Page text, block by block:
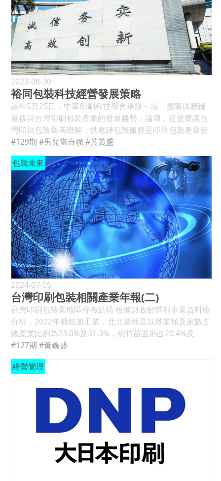
2023-08-30
裕同包裝科技經營發展策略
該年5月25日，中華印刷科技學會舉辦一場「國際供應鏈遷移與台灣印刷包裝產業的發展趨勢」論壇，這是要讓台灣印刷包裝業者瞭解，供應鏈包裝服務是印刷包裝產業發展重要的關鍵。我們以中國印刷包裝品外銷額為例可發現，其由2019年的152億美元增至2022年的221億美元(+45.5%)，增加最快速的是信封(+54%)、紙盒(+51%)、標籤(+77%)、其他紙及包裝品(+94%)、紙管(+58%)等品項，這都是供應鏈包裝產業服務的產品。而以2022年的資料顯示，這些品項外銷總額大約為152億美元，佔印刷包裝總外銷額221億美元的68.7%左右。 供應鏈遷移驅動印包業未來 再分析印刷包裝外銷額前30名的國家，增長超過50%者，包含美國(+52.7%)、越南(+112.1%)、新加坡(+74.6%)、馬來西亞(+129.3%)、日本(+106.1)、法國(+178.6%)、菲律賓(+96%)、印尼(+91.6%)、聯大公國(+77.5%)、印度(+112.6%)、義大利(+65%)、墨西哥(+51.4%)、俄羅斯(+80.3%)、西班牙(+241%)、台灣(+50.6%)等等，這些國家大部分都是過去5年來，國際供應鏈由中國外移的主要國家之一。 2018年起中美貿易的衝突，引發了貿易保護政策及關稅保護，COVID-19新冠疫情蔓延驅動斷鏈危機、美國技術出口管制讓供應鏈在地化成為趨勢，而俄烏戰爭更引發地緣衝突的風險，這些都加速國際供應鏈遷移的主要因素，目的地主要移至東南亞、墨西哥、南亞等，甚至回歸歐美、日本、韓國及台灣等國，這也引發國際供應鏈包裝服務業者的新機會。藉此也解釋過去四年的全球動盪時代，為何中國印刷包裝外銷還能呈現高幅增長的原因，而我們舉辦供應鏈包裝服務論壇，就是希望台灣業者能瞭解這趨勢，能關注及掌握這些供應鏈遷移的機會，以驅動印刷包裝產業未來的發展。 在1998～2002年期間，當掌握全球75%筆記型電腦生產的台灣業者，把約8,000萬至1億台的筆電產能全移至中國，加上其他資通產品及輕工產品都外移中國，台灣的包裝印刷在2002年後就開始衰退。以台灣造紙公會統計，2000年紙及紙板消費量約有510萬噸，2001年就衰退至451萬噸，到2022年的紙及紙板消費量僅約412萬噸，減幅約20%，這是受到供應鏈產業包裝需求不見得影響所至。單以一台筆電的包裝成本約8美元，一億台的筆電包裝品就是8億美元，這佔約台灣印刷包裝產值的25%，也顯示供應鏈包裝服務在印刷包裝產業的重要性。(見圖1) 1995年後的中國成為世界工廠，也成就了全球供應鏈服務最大的印刷業包裝業者，而發展初期的主要業務也來自外移至中國的台灣資通業者，現為中國第二大的印刷包裝企業，它就是深圳市「裕同包裝科技」公司。 ●圖1：1998～2022年台灣造紙業生產及消費量(資料來源╱台灣造紙公會) 認識深圳裕同包裝科技公司 一、裕同包裝科技公司簡介 根據裕同包裝科技公司網站之介紹，其成立於2002年，總部位於深圳市，2016年在深圳證券交易所上市，是一家領先的高端品牌包裝解決方案提供商，服務於眾多財富500強的客戶和高端品牌。專業為消費電子、化妝品、食品、健康、菸草…等行業，提供有競爭力的包裝產品、解決方案和服務，並致力於持續為客戶提升品牌價值。 裕同包裝科技公司所提供的產品和解決方案，包括彩盒、禮盒、說明書、不幹膠、紙盒、紙塑及智慧包裝、環保包裝、功能性包裝，同時也提供創意設計、創新研發、整合製造、自動化規模化生產、多區域營運及就近快捷配送等專業服務。裕同設計的作品多次榮獲德國紅點獎、iF設計獎、美國Mobius Awards廣告獎等獎項。(見圖2) 截至2021年止，裕同包裝科技擁有80家子公司、7家分公司，在華東、華南、華北、華中、西南、越南、印度、印尼、泰國等地設有生產基地，並在美國、澳大利亞、香港等地設立了服務中心，為全球客戶提供就近服務。認證體系包含ISTA、CNAS (ISO 17025)實驗室認證、QC 080000有害物質過程管理控制體系、色彩管理G7、ISO 14000環境管理體系、OHSAS 18001職業健康安全管理體系、ISO 22000食品安全管理體系等認證。 裕同包裝科技的使命為專注印刷包裝市場、為客戶創造永恆價值、提供尖端產品和服務，經營理念為誠信、務實、高效、創新，核心價值為客戶導向、重視員工奉獻、創新創造、合作共贏。截至2022年底，全球員工約有21,831人，其中生產部門約16,614人、銷售部門約863人、財務部門約227人、行政部門約1,662人、研發及技術部門約2,465人，其中屬於總公司則約有4,089人。 ●圖2：裕同包裝科技公司印製的包裝相關產品(資料來源╱公司網站及公開資訊) 二、裕同包裝財務及經營資訊 以裕同包裝科技公司2022年之年報資料顯示，全年營業收入達163.6億人民幣，較2021年的149.4億元增加9.49%，也比較2011年的117.9億元增加38.8%；2022年稅前淨利約18.1億人民幣，淨利率約11.0%，較2021年淨利約12.2億增約48.4%，較2021年的11.47億元增57.3%。2016年裕同包裝在深圳上市，若比較過去10年的經營成果，營收增約5.3倍，毛利增約3.9倍，淨利增約3.9倍，而毛利率由2013年的30.1%降至2022年的23.3%，淨利率由14.1%降至11%。比起2021年中國印刷百強的淨利率7.96%，經營績效是高很多的，而比起台灣印刷包裝產業，這數字更是令人驚豔。(見表3) 就原料成本佔銷售額比率分析，裕同包裝科技在2019年前都低於40%，但2021年增至48%，2022年約在46%，這顯示售價被砍或原料上漲因素，當然這會明顯地影響到毛利率的降低。而2022年的用人費率(包含直接人工、管銷研等用人費)約17%，這與過去的18～19%下降約2%，這應該是整體用人效率的提升，或經濟規模產生的效益所致，但裕同包裝科技一直在推動智慧及自動化工廠，這是否由這產生的效益，也是值得關注的。 再分析裕同包裝科技公司過去10年資產負債表及風險評估，隨著業務擴大，應收款、庫存、庫定資產投資等都隨著業務擴增而比例增加，長短期負債與淨值的結構的變化也算正常，就公司的應收款、庫存及總資產產周轉效率分析變化不大；但公司在2016年上市後，確實強化了公司的財務資金流通性，也擴大資產及業務的規模，這使流動比率由2016年前的130%提高至150%左右，公司淨值率也增至50%以上，但總資產周轉率卻比上市前降低約20%。而2022年應收帳款週轉率僅2.69次，也就是約135天才收到貨款，這對公司資金壓力是有的。(見表4) 三、裕同業務結構與毛利率 由裕同包裝科技公司年報資料顯示的業務結構，2022年的精品營業額約118億人民幣，佔總營業額約72.2%，是2013年的6.7倍，年均增長約23.5%；包裝配套品營業額約28.4億人民幣，佔總營業額約17.3%，是2019年的1.9倍，年均增長約25%；環保紙塑營業額約11.2億人民幣，佔總營業額6.8%，是2019年的3.63倍，年均成長約54%；其他類產品約2.38億，佔約1.45%。營收中屬於紙製品約有158.4億人民幣(佔96.8%)，非紙製品約5.18億人民幣(佔3.2%)。(見表5) 2019年後，裕同包裝科技年報改變產品結構的歸類及稱呼，以2019年報顯示，說明書的營業額約7.16億人民幣，佔當年營業額約7.27%，是2013年的2.29倍，年均增長率約15%；紙箱業務約9.4億人民幣，佔當年營業額約9.55%，是2013年的2.54倍，年均增長約17%；2019年不乾膠業務約2.1億人民幣，佔當年營業額的2.13%，是2013年的2.58倍，年均增長約17%。 裕同包裝科技於2019年改變於業績統計及歸屬，所以2022年之年報顯示，其國內營收佔約80.26%，出口佔約19.74%，但若以2017年年報顯示，國內銷售僅佔約33.4%，直接及間接出口額佔66.6%。而以2015年年報顯示，國內銷售佔33.91%，間接外銷佔24.02%，直接出口佔42.07%，以這些統計變化，2022年的國內業務佔比應還在50%以下，另外50%以上還是以國際供應鏈相關業務，這包括間接及直接出口、海外工廠營收都包含在內。 再來分析各產品的毛利率變化，裕同包裝2022年的平均毛利率約為23.75%，比較2019年前的30%以上的毛利率是降低很多的，這也是承接國際供應鏈業務的殘酷事實，以Apple公司為例，每年公佈新的供應廠商，也淘汰部分舊的供應商，同時要求年年降價。分析細部產品的毛利率，2022年精品盒約為23.99%，2019年則約30.5～35.9%之間，2022年包裝配套毛利率約21.58%，2019年則約28.3%，環保紙塑在2022年毛利約為23.08%，2019年則約為33.8%；而分析2019年的說明書毛利率約為39.42%，紙箱約為19.38%，不乾膠約28.11%，在那時價格都還是較高的毛利，2022年由於統計沒歸類，所以無法比降其降低的幅度。(見表6) 我們再由年報中資料，可以看到2022年的中國國內銷售毛利率約為22.8%，國外銷售業務約27.53%，看來外銷業務毛利率還是高於國內的。但2019年後把間接外銷都計入國內銷售，經比較過去資料，過去國內業務毛利是遠低國際供應鏈業務約15%，而2019年後，兩者的毛利率應該還有約7～10%的差距。 以2020年裕同包裝科技公司前5家客戶營業額共約62.9億人民幣，佔總營業額約38.42%，而以2013年的前5家營業額卻佔當年銷售額的66.5%，可見其業務集中度是很高的，這也是經營的風險之一，如果其中一家丟失了，經營上就馬上會遇到困難。但分析2015年的前5名資料，第1名是鴻海富士康、第2名是和碩、第3名是華為、第4名是聯想、第5名是廣達，5家公司中有3家是台商，其佔當年營業額比率約50.1%。大家可以知道裕同包裝科技公司發展與台灣廠商之間的關聯緊密度，而台商中，昌碩科技、永豐餘紙業、鴻富錦公司都曾經是股東之一。(見表7) 裕同包裝科技經營發展策略 綜合網路媒體及裕同包裝科技公司對外資訊，其主要發展歷程大致分為以下幾個階段： 一、奠基階段(2002～2008年) 其前身是1996年成立的裕同包裝場，它抓住消費性電子遷移至中國代工的機會，2000年成為Sony公司新款遊戲機包裝供應商，2001年通過ISO 9001:2000認證，並成為富士康(Foxconn)合格供應商。就長期經營發展需要，2002年正式成立裕同包裝科技公司，以「製造＋服務」商業模式專業經營消費類電子包裝業務，同時通過ISO 14000環保體系認證，營業額突破2,500萬美元，員工約2,000人。2003年推動ERP資訊管理系統，導入CTP直接製版設備，並成為任天堂、微軟(Microsoft)、三星電子(Samsung)、華碩(Asus)等企業合格包裝供應商。 2004年裕同包裝成為和碩及華為的合格供應商，並在蘇州設廠；2005年成為英特爾(Intel)、兄弟(Brother)合格供應商；2006年榮獲三星(Samsung)公司頒發最佳供應商獎項，並設立特種印刷包裝事業部，開發高檔菸酒包裝業務，其營業額達7.38億人民幣，獲利約7,237萬人民幣；2007年取得Asus及Sony綠色夥伴(GP)認證，營業額增至12.3億人民幣，淨利約1.2億人民幣，員工增至5,000人，且在煙台設廠；2008年通過HACCP食品安全體系及FSC-COC森林管理體系認證，在珠海設廠，內部組織改革，並成立日系客戶、IT大客戶、奢侈品等包裝印刷事業部，同年也成為廣達電腦的合格供應商，這期間，任天堂的Wii引領體感遊戲的風潮，在2006年成為裕同第一大客戶(營收佔50%以上)。 在這段期間，裕同包裝科技資本額由2002年的100萬人民幣，經過5次增資，到2006年9月已達到8,000萬人民幣，期間股東吳蘭蘭佔約90%，劉波則佔約10%，到第5次再增加王華均佔12.5%，吳、劉兩人減至78.75%及8.75%。2007年12月，裕同包裝科技將5.375%股權開始對外釋股，其價格以4.5倍至10.63倍面值溢價給14位新股東，2008年4月以10倍面值轉讓4.95%股權給昌碩科技，其條件是裕同包裝科技承諾2008年稅後淨利不低於1.2億元，資產淨值不低於4.1億元，但2009年裕同包裝科技公司股東吳蘭蘭退回3,104.64萬人民幣(含332.64萬元違約金)。 2002～2008年間，裕同包裝科技公司股本增加80倍，估計淨值增加約400倍(4億人民幣)，公司市值增約800倍(8億人民幣)，營業額增7倍(2億增至14億人民幣，並開始為未來資本化作準備。這段時間目標客戶由遊戲機產業擴充至IT產業，並準備為移動通訊、菸酒化妝品等產業做準備，這以國際供應鏈大客戶為主的策略，快速壯大公司的規模；而提供完整產品(紙盒＋說明書＋標籤＋紙箱)及服務的解決方案，同時也建立國際相關認證(ISO、FSC、HACCP等)，而隨著目標客戶在各地設點，確實滿足國際客戶在中國投資的包裝需求；公司組織也因應市場及客戶需求而改變，以其做好專精服務與提高營銷效率，這些策略的成功，讓裕同包裝奠定中國高端包裝印刷的先驅者，2007年成為全國印刷私營企業之首。 ●圖8：2015年底裕同包裝科技公司股權結構圖(資料來源╱裕同包裝首次公開發行招股說明書) 二、轉型階段(2009～2015年) 2006年裕同包裝科技公司就提出以創新服務模式來強化客戶的滿意度，2008年的全球金融危機，除了把公司定位為高端品牌包裝整體解決方案提供商，同時考慮資本化帶來的長期資金，以擴大全球性供應鏈服務的需求，而公司組織也需要全面調整，以因應長期發展之需求，這段期間，其轉型的做法如下： (一)持續以投資或購併方式佈局國內據點，並開始全球化佈局╱2008年前，裕同包裝科技公司就有規劃資本化上市佈局，以滿足公司發展資金需求，所以逐步分散股權，2009年後也開始清理過去沒全資的投資子公司，重新整理成為裕同包裝全資子公司，以利證管單位評估上市條件之要求；清理全資子公司股權，也經過幾次釋股及股東權益轉增資，直至2014年6月26日，股本增至3.6億人民幣，其中永豐餘在2009年曾經擁有裕同包裝公司3%股權。同年，鴻海富士康集團的鴻富錦公司也同價取得4.981%股權，但永豐餘在2011年又把股權轉讓給其他股東，當時轉讓價格計算裕同包裝科技公司市值約13.3億人民幣，約為當初股本1.5億元的8.6倍。 根據裕同包裝科技公司2015年首次公開發行資料顯示，裕同包裝除了3家參股公司外，有4家佔比60～82%二級子公司，另有22全資二級子公司及3家三級子公司，5家分公司，這些公司中有些是透過購併，有些是與客戶策略合資但再買回，而各地區轉投資公司的做法，過去都跟隨客戶以提供當地生產服務目的而投資，但這段期間的投資策略，則以設計、材料、環保、技術、新市場開發為目標的對象購併，這也驅動新業務的發展(例如菸酒、化妝品等)，也提供更完整的供應鏈服務(設計、新材料及環保解決方案等)。而這些投資公司中，香港裕同(2002年投資)過去扮演接單角色，現在則著重管理海外投資角色，越南廠是海外第一家，則扮演裕同包裝在全球化服務佈局的開端，其於2010年成立，100%由香港轉投資，這期間裕同包裝也在台灣、美國及英國設有服務及支援據點，但並未直接設立公司。(見圖8) (二)掌握移動產業的爆發性增長，加速裕同包裝朝多元產品與多元客戶結構轉型╱即使富士康跟裕同包裝在2001年已有業務往來，但2008年前裕同包裝的主要業績先來自Sony及任天堂的遊戲機產業，任天堂佔到裕同包裝業績的50%，接著來自台灣和碩、廣達及三星的筆電等資訊產品，延續裕同包裝的高度業績增長，後續也包括華為、仁寶、緯創、海爾、惠普、衛寶等客戶，2007年iPhone手機開始對外銷售，讓富士康成為裕同包裝的第一大客戶。2006年裕同包裝營業額約7.39億人民幣，2007年暴增66.8%至12.32億人民幣，至2011年增至17.8億元，2015年再增至42.9億人民幣，其中富士康在2011年佔4.05億、到2014年業績增至15.8億元，2015年才為降至13.7億元人民幣。但由2007年後，富士康一直是裕同包裝的第一大客戶，而前5大客戶，在2009～2015年期間佔裕同包裝總營收的60%以上，這可看到富士康對裕同包裝的重要性，正隆紙業曾經是Apple的客戶，最後也由裕同包裝取代了。(見表9) 這些品牌客戶的交易，一部分是直接與裕同包裝科技公司交易，例如華為、三星、聯想、海爾等；另一部分則為裕同包裝科技公司間接客戶，例如任天堂、Sony、Dell、惠普等，公司是此類客戶認證的供應商。由於代工行業特點，公司的產品交付給客戶指定仁寶、富士康、捷普、緯創資通、和碩、廣達等知名代工企業代工。而這段期間，裕同包裝重組團隊，加速拓展菸酒、化妝品、食品包裝領域，其客戶包括紅塔集團、蘆洲老窖、古井貢、玫琳凱、雀巢等，這期間的多元產品轉型發展，對裕同包裝發展是很成功的。2013～2015年期間，其菸酒包裝業績每年增長都將近一倍以上。(見表10) 由2015年裕同包裝科技公司募股產建項目中，也可以看到在多元客戶與產品的發展是很明確的，其募股資金分別投資在深圳、蘇州與崑山、武漢及安徽豪州，其資金投入、目標客戶與產能規模詳見表11。 (三)強化公司專業組織體制及供應鏈綜合服務能力與競爭力╱在2016年規劃上市前，裕同包裝除了把銷售部門改成事業部的營銷組織，主要是可以針對目標客戶提供專業服務。而在總公司也建立功能組織，包括採購、行銷、設計、資訊、技術、品保、營運、財務、人資及生產中心，董事會也成立審計委員會、策略委員會、薪酬與績效考核委員會、提名委員會，透過專業組織來進行專業經營管理的需求。 傳統的包裝企業只依照客戶需求，提供即時性(JIT)的生產製造能力、做好品質管理及交期，但這是很容易陷入價格競爭及訂單不穩定的情況，裕同包裝科技則要轉型成提供完整的包裝解決方案者(Total Packaging Solution Provider)，必須提供包含包裝結構、材料檢測、製程管理、倉儲物流、客戶服務等一體化的解決方案，並依各項認證的標準化及客戶需要時效來管理運作。所以在這段期間，裕同包裝科技才購併設計與材料公司來強化綜合性的服務能力，同時裕同包裝也關注到社會責任的重要性，包裝設計也朝著往減量化、綠色化的3R＋1D環保趨勢走。而且就人力成本提升、材料上漲，以自動化生產技術來提升效率，尤其在高端紙盒生產上，逐步實現上光、燙印、壓凹凸、模切、壓痕和糊盒等加工工藝的自動化，以適應多品牌、多元化及高質量的需求，這強化供應鏈管理及服務及競爭力。(見圖12) 在這段期間，裕同包裝科技公司營業額由2008年的14億元增至2015年的43億元，年均增長約17.5%，淨利率也由約10%提高到史上最高的18%，而淨利額年均增長率約30%，2015年營業收入約42.9億，也榮登中國印刷企業百強第二名，而裕同包裝科技已體會到，「環保＋科技＋互聯網＋文化」已是下一階段發展的策略口號。 ●圖12：裕同包裝科技公司整體解決方案(資料來源╱裕同招股說明書、東吳證券研究所) 三、全面發展(2016～2022年) 就全球消費電子市場，遊戲機在2010年市場就已經飽和，個人電腦在2011年達到高峰，筆電在2012年也達到飽和，蘋果智慧手機也在2015年達到最高峰，這也顯示2015年後的消費電子的包裝市場也將趨於飽和；而2018年的中美貿易衝突，2020年後爆發的COVID-19疫情及斷鏈危機，加上中美科技管制，都讓全球供應鏈加速由中國向外遷移。2016年上市的裕同包裝科技公司面對這個艱難時刻，但其營業額卻由2015年的42.9億元增至2022年的163.6億元，年均增長約21%，而其淨利額也由2015年的7.89億元增至2022年的18.06億元，年均增長約12%，但其淨利率明顯的由2015年的18.4%降至2022年的11%，讓裕同包裝科技公司整體經營正式進入全面發展時刻。而採取全球化供應鏈服務、多元化產品及市場服務、加速智慧化生產及環保包裝經營策略，以「綠色、環保、低碳」的印刷包裝來強化未來核心競爭力。 (一)全球化佈局策略╱2010年裕同包裝科技在越南成立第一個海外工廠，而由裕同包裝2022年年報資料，該公司已在全球建有50餘家生產基地和服務中心，其中在越南(北寧、平陽)、印度(班加羅爾、德里)、印尼和泰國(北欖)、馬來西亞等共建立7個生產基地，也在香港、美國和澳大利亞設立了服務中心和辦事處，同時在中國主要城市建立40餘家生產基地，以滿足供應鏈在地化服務的需求，而且迴避地緣政治帶來的供應不穩定性。而設計團隊分佈在深圳、上海、東莞、蘇州、成都、武漢、煙台、台灣、美國和越南等地，把設計能力涵蓋到市場調查、概念設計、平面設計、造型與體驗、結構設計、材料規劃、CMF工藝、工程實現、成本優化等服務內容。 截至2022年底，裕同包裝共有二級子公司45間，三級子公司30間及1家四級子公司，另外建立國家級工業設計中心、中國紙包裝印刷材料研發中心、廣東省綠色印刷與智慧包裝工程技術研究中心、深圳市企業技術中心、深圳3D印刷技術工程實驗室、深圳納米智慧塗覆材料工程實驗室、深圳市新型綠色包裝材料工程技術研究中心、寶安區數位化及防偽印刷工程技術研究中心等8個工程研究中心；並已取得專利1,207項，其中發明專利109項、實用新型專利1,022項、外觀設計專利76項，其中在環保包裝、3D印刷、功能包裝材料、智慧製造和包裝物聯網等，擁有核心技術及自主智慧財產權。 全球化的佈局對裕同包裝科技還是有所成果的，由裕同包裝對外公開資料，出口營收由2019年的13.58億元人民幣(佔總營收13.6%)，增至2022年的32.3億人民幣(佔總營收19.7%)，年均增長率約31%，而國內營收年均增長僅約15%。(見表13) (二)多元化產品及多元市場服務╱2022年裕同包裝年報提到，裕同包裝除了在消費性電子、白酒、菸草等行業有著較高的客戶市佔率外，在智慧硬體、大健康、化妝品、文創、高端食品和奢侈品等產業，也積累了一大批全球頂級和知名品牌客戶資源，以新材料、新產品、新技術和新工藝的優勢，解決客戶痛點，提升客戶滿意度；這多元化產品及市場服務策略，在過去10年間，裕同包裝科技也是促進業績持續成長的原因。 我們以前5大客戶營業總額來分析，2015年前，前5大營收佔總營額都超過60%，2017年首次降至54%，2019年降至39%，2021年降至30.31%，2022年又回升至38.42%；而就產品多元化分析，2015年前，非消費電子產品業績(菸酒包裝等)由2.2億元增至2015年的8億人民幣(佔總營業額的16.5%)，2016年後，將產品範圍擴大至菸標、環保包裝、禁塑材料、化妝品、5G運用服務(VR/AR/MR)、穿載裝置、智能家居等包裝業務，並提供綜合性的解決方案，包括創新提案、設計、研發、工程開發、生產製造等一貫化之服務。 裕同包裝科技公司陸續採取購併策略來佈局新業務開發，例如2017年收購武漢艾特紙塑，讓裕同進入菸標及禮盒菸包供應體系，而裕同包裝紙塑營業額，由2019年約3.08億元，增至2022年的11.17億人民幣，年均成長約54%；2018年購併江蘇德晉塑料包裝，大幅提升裕同包裝在化妝品包裝的技術，也擴展了化妝品高端品牌客戶市場；2021年購併深圳仁禾智能實業
#129期 #男兒當自強 #黃義盛
包裝未來
2024-07-05
台灣印刷包裝相關產業年報(二)
台灣印刷包裝業地區分布結構 根據財政部營利事業資料庫
分析，2022年就紙加工業，北北基地區以營業額及家數占
總產業比例為23.0%及31.3%，桃竹苗區則占20.4%及
15.4%，彰中投雲區則占33.9%及35.8%，嘉南高屏區則占
21.0%及16.2%，其他地區則占1.6%及1.4%，就家數及總
營業額看，彰中投雲都是最多的地區，但以每家產值來
就總營業額及家數看，北北基地區約占為30.2%及50.5%最
多，桃竹苗地區則占51.0%及8.5%，彰中投雲則占11.2%
及23.2%，嘉南高屏則占7.4%及15.8%，其他地區則占
0.2%及2.0%，印刷業營業額及家數呈現差異最大的是桃竹
苗區，家數僅占8.5%，營業額居然占到51.0%，這主要是
製版的廠家都集中在這地區，1,046億製版產值有998億在
桃園，而家數僅有32家，這拉高了這地區的營業額比例，
#127期 #黃義盛
經營管理